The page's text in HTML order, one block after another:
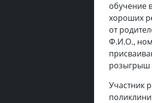
обучение
хороших
от
Ф.И.О.,
розыгрыш
Участник